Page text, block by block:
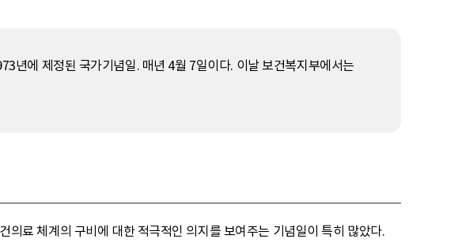
년에 제정된 국가기념일. 매년 4월 7일이다. 이날 보건복지부에서는
료 체계의 구비에 대한 적극적인 의지를 보여주는 기념일이 특히 많았다.